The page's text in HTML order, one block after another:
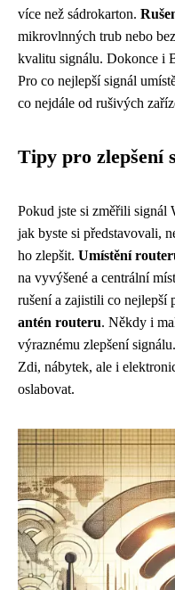
více než sádrokarton.
mikrovlnných trub nebo
kvalitu signálu. Dokonce i
Pro co nejlepší signál
co nejdále od rušivých
Tipy pro zlepšení
Pokud jste si změřili signál
jak byste si představovali,
ho zlepšit. Umístění
na vyvýšené a centrální
rušení a zajistili co nejlepší
antén routeru. Někdy i
výraznému zlepšení
Zdi, nábytek, ale i
oslabovat.